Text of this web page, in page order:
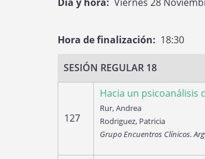
Hora de finalización 18:30
SESIÓN REGULAR 18
127
Hacia un psicoanálisis
Rur, Andrea
Rodriguez, Patricia
Grupo Encuentros Clínicos.